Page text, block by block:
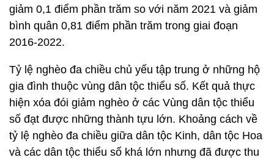
giảm 0,1 điểm phần trăm so với năm 2021 và giảm
bình quân 0,81 điểm phần trăm trong giai đoạn
2016-2022.
Tỷ lệ nghèo đa chiều chủ yếu tập trung ở những hộ
gia đình thuộc vùng dân tộc thiểu số. Kết quả thực
hiện xóa đói giảm nghèo ở các Vùng dân tộc thiểu
số đạt được những thành tựu lớn. Khoảng cách về
tỷ lệ nghèo đa chiều giữa dân tộc Kinh, dân tộc Hoa
và các dân tộc thiểu số khá lớn nhưng đã được thu